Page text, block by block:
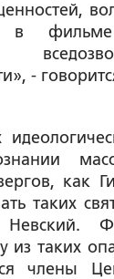
в
-
как
таких
из таких
члены